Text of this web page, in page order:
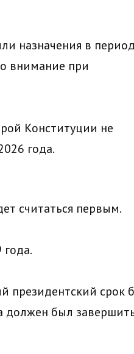
назначения в период
внимание при
Конституции не
года.
считаться первым.
года.
президентский срок
должен был